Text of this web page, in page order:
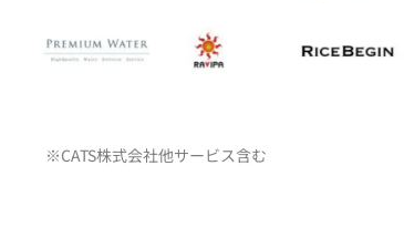
※CATS株式会社他サービス含む